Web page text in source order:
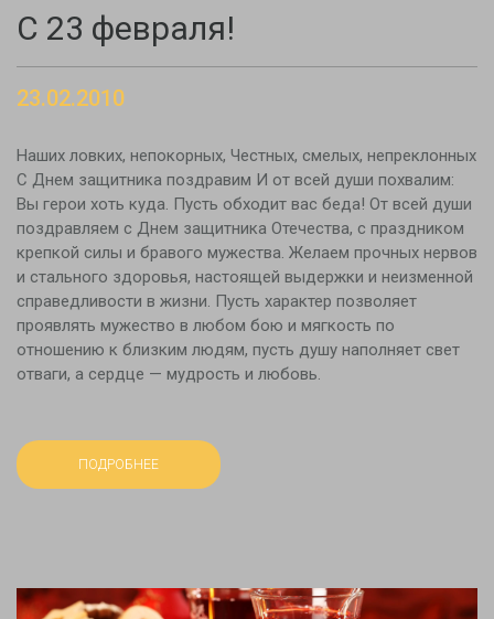
С 23 февраля!
23.02.2010
Наших ловких, непокорных, Честных, смелых, непреклонных
С Днем защитника поздравим И от всей души похвалим:
Вы герои хоть куда. Пусть обходит вас беда! От всей души
поздравляем с Днем защитника Отечества, с праздником
крепкой силы и бравого мужества. Желаем прочных нервов
и стального здоровья, настоящей выдержки и неизменной
справедливости в жизни. Пусть характер позволяет
проявлять мужество в любом бою и мягкость по
отношению к близким людям, пусть душу наполняет свет
отваги, а сердце — мудрость и любовь.
ПОДРОБНЕЕ